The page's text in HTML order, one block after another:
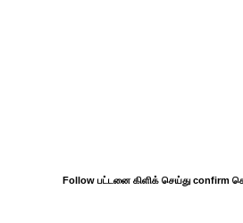
Follow பட்டனை கிளிக் செய்து confirm